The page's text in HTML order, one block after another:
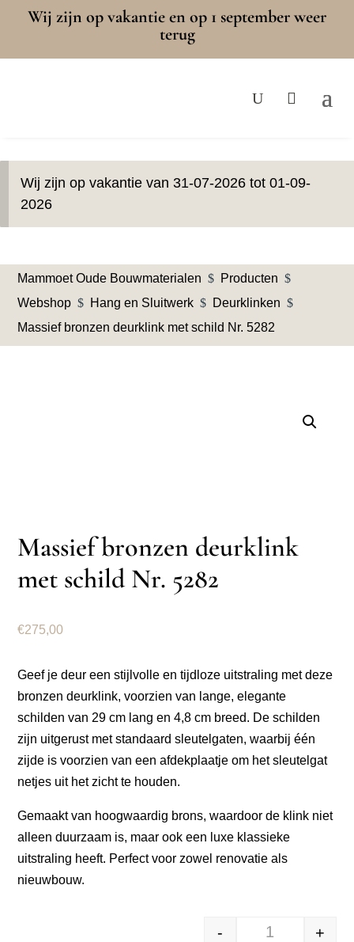
Wij zijn op vakantie en op 1 september weer
terug
Wij zijn op vakantie van 31-07-2026 tot 01-09-
2026
Mammoet Oude Bouwmaterialen $ Producten $
Webshop $ Hang en Sluitwerk $ Deurklinken $
Massief bronzen deurklink met schild Nr. 5282
Massief bronzen deurklink
met schild Nr. 5282
€275,00
Geef je deur een stijlvolle en tijdloze uitstraling met deze
bronzen deurklink, voorzien van lange, elegante
schilden van 29 cm lang en 4,8 cm breed. De schilden
zijn uitgerust met standaard sleutelgaten, waarbij één
zijde is voorzien van een afdekplaatje om het sleutelgat
netjes uit het zicht te houden.
Gemaakt van hoogwaardig brons, waardoor de klink niet
alleen duurzaam is, maar ook een luxe klassieke
uitstraling heeft. Perfect voor zowel renovatie als
nieuwbouw.
- +